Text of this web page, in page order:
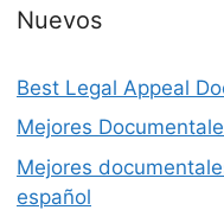
Nuevos
Best Legal Appeal
Mejores
Mejores
español